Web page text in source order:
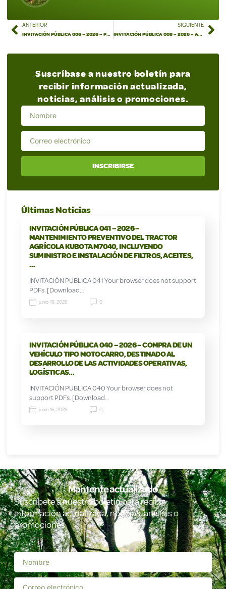
ANTERIOR
INVITACIÓN PÚBLICA 006 – 2026 – Prestación de servicio de agente aduanero, para la importación y nacionalización de medicamentos de control especial procedentes de Sudáfrica
SIGUIENTE
INVITACIÓN PÚBLICA 008 – 2026 – Adquisición De Las Pólizas De Seguros Requeridas Para La Adecuada Protección De Los Bienes, Intereses Patrimoniales Y De Seguros De Personas, Funcionarios Y La Responsabilidad Civil En La Que Puedan Incurrir, Así Como Aquellos Por Los Que Sea O Fuere Legalmente Responsable O Le Corresponda Asegurar En Virtud De Disposición Legal O Contractual Y Demás Amparos Requeridos
Suscríbase a nuestro boletín para
recibir información actualizada,
noticias, análisis o promociones.
INSCRIBIRSE
Últimas Noticias
INVITACIÓN PÚBLICA 041 – 2026 –
MANTENIMIENTO PREVENTIVO DEL TRACTOR
AGRÍCOLA KUBOTA M7040, INCLUYENDO
SUMINISTRO E INSTALACIÓN DE FILTROS, ACEITES,
…
INVITACIÓN PUBLICA 041 Your browser does not support
PDFs. [Download…
junio 16, 2026 0
INVITACIÓN PÚBLICA 040 – 2026 – COMPRA DE UN
VEHÍCULO TIPO MOTOCARRO, DESTINADO AL
DESARROLLO DE LAS ACTIVIDADES OPERATIVAS,
LOGÍSTICAS…
INVITACIÓN PUBLICA 040 Your browser does not
support PDFs. [Download…
junio 16, 2026 0
Mantente actualizado
Suscríbete a nuestro boletín para recibir
información actualizada, noticias, análisis o
promociones.